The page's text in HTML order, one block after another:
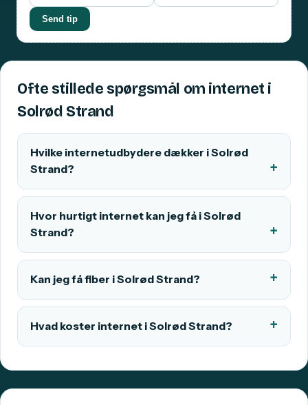
Send tip
Ofte stillede spørgsmål om internet i
Solrød Strand
Hvilke internetudbydere dækker i Solrød
Strand?
Hvor hurtigt internet kan jeg få i Solrød
Strand?
Kan jeg få fiber i Solrød Strand?
Hvad koster internet i Solrød Strand?